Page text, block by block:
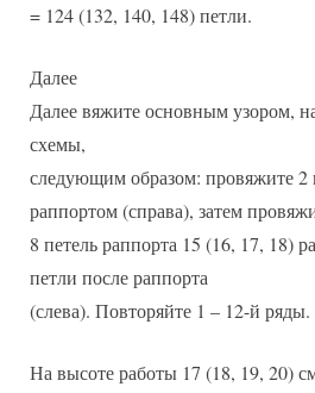
= 124 (132, 140, 148) петли.
Далее
Далее вяжите основным узором,
схемы,
следующим образом: провяжите 2
раппортом (справа), затем
8 петель раппорта 15 (16, 17, 18)
петли после раппорта
(слева). Повторяйте 1 – 12-й ряды.
На высоте работы 17 (18, 19, 20)